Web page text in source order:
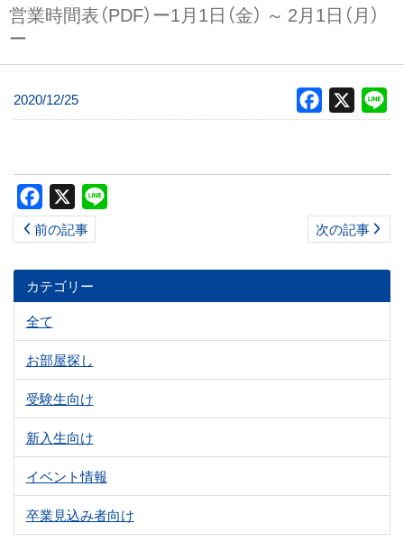
コ
ン
テ
営業時間表（PDF）ー1月1日（金） ～ 2月1日（月）
ー
2020/12/25 Facebook
Facebook
前の記事 次の記事
カテゴリー
全て
お部屋探し
受験生向け
新入生向け
イベント情報
卒業見込み者向け